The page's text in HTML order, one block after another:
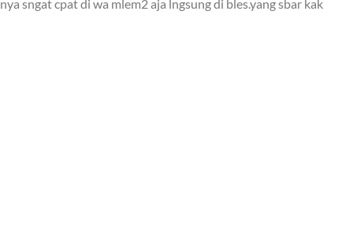
sngat cpat di wa mlem2 aja lngsung di bles.yang sbar kak